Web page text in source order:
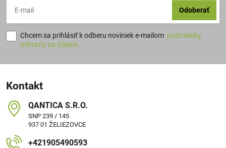
Odoberať
Chcem sa prihlásiť k odberu noviniek e-mailom podmienky
ochrany os.údajov.
Kontakt
QANTICA S​.R​.O​.
SNP 239 / 145
937 01 ŽELIEZOVCE
+421905490593